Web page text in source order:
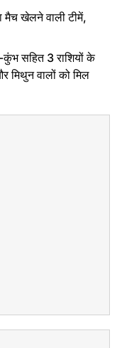
मैच खेलने वाली टीमें,
सहित 3 राशियों के
मिथुन वालों को मिल